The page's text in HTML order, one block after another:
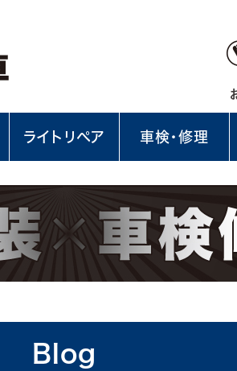
ライトリペア 車検・修理
Blog